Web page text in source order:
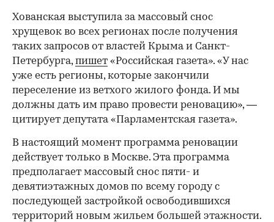
Хованская выступила за массовый снос
хрущевок во всех регионах после получения
таких запросов от властей Крыма и Санкт-
Петербурга,пишет «Российская газета». «У нас
уже есть регионы, которые закончили
переселение из ветхого жилого фонда. И мы
должны дать им право провести реновацию», —
цитирует депутата «Парламентская газета».
В настоящий момент программа реновации
действует только в Москве. Эта программа
предполагает массовый снос пяти- и
девятиэтажных домов по всему городу с
последующей застройкой освободившихся
территорий новым жильем большей этажности.